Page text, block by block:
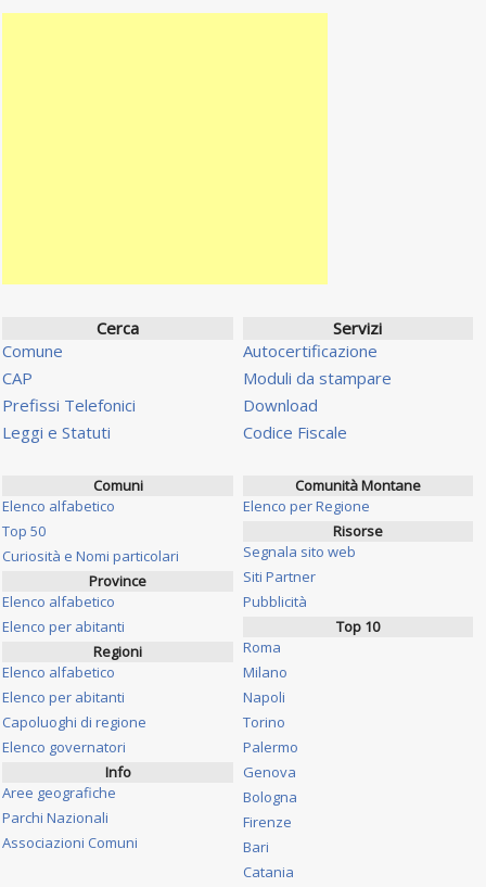
Cerca
Comune
CAP
Prefissi Telefonici
Leggi e Statuti
Servizi
Autocertificazione
Moduli da stampare
Download
Codice Fiscale
Comuni
Elenco alfabetico
Top 50
Curiosità e Nomi particolari
Province
Elenco alfabetico
Elenco per abitanti
Regioni
Elenco alfabetico
Elenco per abitanti
Capoluoghi di regione
Elenco governatori
Info
Aree geografiche
Parchi Nazionali
Associazioni Comuni
Comunità Montane
Elenco per Regione
Risorse
Segnala sito web
Siti Partner
Pubblicità
Top 10
Roma
Milano
Napoli
Torino
Palermo
Genova
Bologna
Firenze
Bari
Catania